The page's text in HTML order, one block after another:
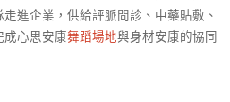
進企業，供給評脈問診、中藥貼敷、
成心思安康舞蹈場地與身材安康的協同